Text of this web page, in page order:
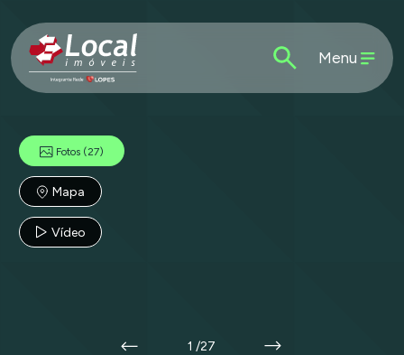
Menu
Fotos (27)
Mapa
Vídeo
1 /27